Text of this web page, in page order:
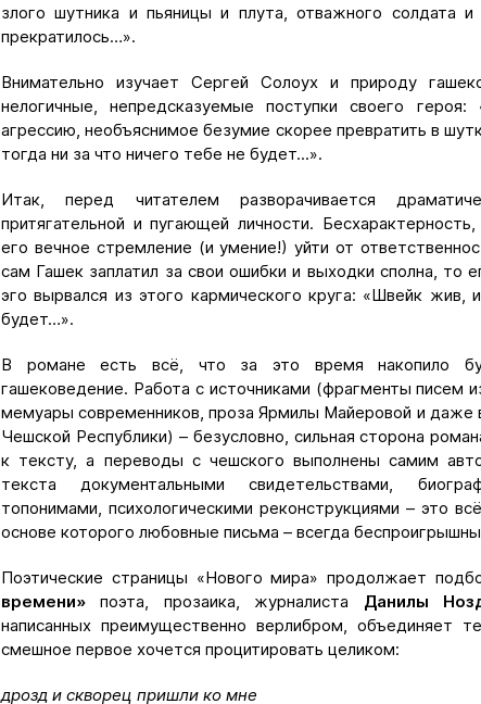
злого шутника и пьяницы и плута, отважного солдата
прекратилось…».
Внимательно изучает Сергей Солоух и природу
нелогичные, непредсказуемые поступки своего героя:
агрессию, необъяснимое безумие скорее превратить в
тогда ни за что ничего тебе не будет...».
Итак, перед читателем разворачивается
притягательной и пугающей личности.
его вечное стремление (и умение!) уйти от
сам Гашек заплатил за свои ошибки и выходки сполна, то
эго вырвался из этого кармического круга: «Швейк жив,
будет…».
В романе есть всё, что за это время накопило
гашековедение. Работа с источниками (фрагменты писем
мемуары современников, проза Ярмилы Майеровой и даже
Чешской Республики) – безусловно, сильная сторона
к тексту, а переводы с чешского выполнены самим
текста документальными свидетельствами,
топонимами, психологическими реконструкциями – это
основе которого любовные письма – всегда
Поэтические страницы «Нового мира» продолжает
времени» поэта, прозаика, журналиста Данилы
написанных преимущественно верлибром, объединяет
смешное первое хочется процитировать целиком:
дрозд и скворец пришли ко мне